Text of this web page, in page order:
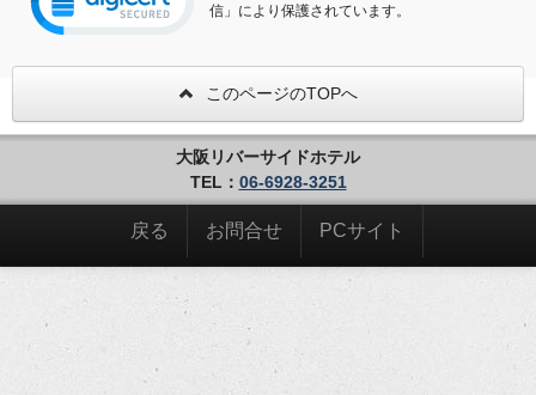
信」により保護されています。
このページのTOPへ
大阪リバーサイドホテル
TEL： 06-6928-3251
戻る お問合せ PCサイト